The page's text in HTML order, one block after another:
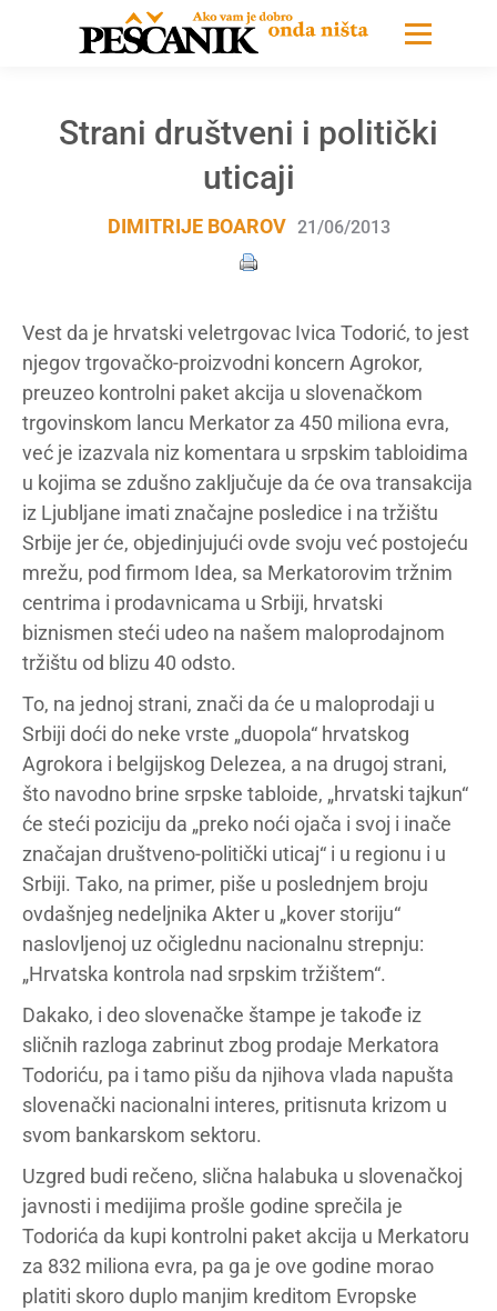
Strani društveni i politički
uticaji
DIMITRIJE BOAROV 21/06/2013
Vest da je hrvatski veletrgovac Ivica Todorić, to jest
njegov trgovačko-proizvodni koncern Agrokor,
preuzeo kontrolni paket akcija u slovenačkom
trgovinskom lancu Merkator za 450 miliona evra,
već je izazvala niz komentara u srpskim tabloidima
u kojima se zdušno zaključuje da će ova transakcija
iz Ljubljane imati značajne posledice i na tržištu
Srbije jer će, objedinjujući ovde svoju već postojeću
mrežu, pod firmom Idea, sa Merkatorovim tržnim
centrima i prodavnicama u Srbiji, hrvatski
biznismen steći udeo na našem maloprodajnom
tržištu od blizu 40 odsto.
To, na jednoj strani, znači da će u maloprodaji u
Srbiji doći do neke vrste „duopola“ hrvatskog
Agrokora i belgijskog Delezea, a na drugoj strani,
što navodno brine srpske tabloide, „hrvatski tajkun“
će steći poziciju da „preko noći ojača i svoj i inače
značajan društveno-politički uticaj“ i u regionu i u
Srbiji. Tako, na primer, piše u poslednjem broju
ovdašnjeg nedeljnika Akter u „kover storiju“
naslovljenoj uz očiglednu nacionalnu strepnju:
„Hrvatska kontrola nad srpskim tržištem“.
Dakako, i deo slovenačke štampe je takođe iz
sličnih razloga zabrinut zbog prodaje Merkatora
Todoriću, pa i tamo pišu da njihova vlada napušta
slovenački nacionalni interes, pritisnuta krizom u
svom bankarskom sektoru.
Uzgred budi rečeno, slična halabuka u slovenačkoj
javnosti i medijima prošle godine sprečila je
Todorića da kupi kontrolni paket akcija u Merkatoru
za 832 miliona evra, pa ga je ove godine morao
platiti skoro duplo manjim kreditom Evropske